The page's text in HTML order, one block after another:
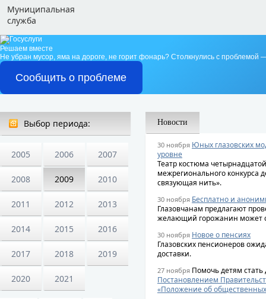
Муниципальная
служба
Решаем вместе
Не убран мусор, яма на дороге, не горит фонарь? Столкнулись с проблемой
Сообщить о проблеме
Выбор периода:
2005 2006 2007
2008 2009 2010
2011 2012 2013
2014 2015 2016
2017 2018 2019
2020 2021
Новости
30 ноября Юных глазовских
уровне
Театр костюма
межрегионального конкурса
связующая нить».
30 ноября Бесплатно и
Глазовчанам предлагают
желающий горожанин может
30 ноября Новое о пенсиях
Глазовских пенсионеров
доставки.
27 ноября Помочь детям
Постановлением
«Положение об